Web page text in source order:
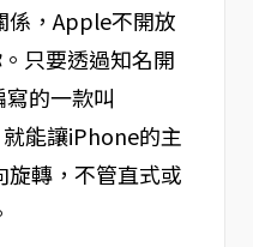
係，Apple不開放
只要透過知名開
的一款叫
能讓iPhone的主
旋轉，不管直式或